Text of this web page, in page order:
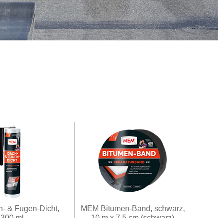
& Fugen-Dicht,
MEM Bitumen-Band, schwarz,